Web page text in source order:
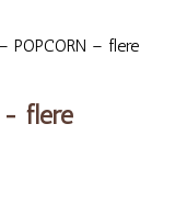
– flere
- flere